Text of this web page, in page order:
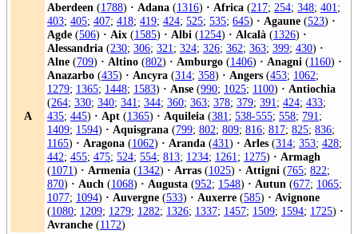
A
Aberdeen (1788) · Adana (1316) · Africa (217; 254; 348; 401;
403; 405; 407; 418; 419; 424; 525; 535; 645) · Agaune (523) ·
Agde (506) · Aix (1585) · Albi (1254) · Alcalà (1326) ·
Alessandria (230; 306; 321; 324; 326; 362; 363; 399; 430) ·
Alne (709) · Altino (802) · Amburgo (1406) · Anagni (1160) ·
Anazarbo (435) · Ancyra (314; 358) · Angers (453; 1062;
1279; 1365; 1448; 1583) · Anse (990; 1025; 1100) · Antiochia
(264; 330; 340; 341; 344; 360; 363; 378; 379; 391; 424; 433;
435; 445) · Apt (1365) · Aquileia (381; 538-555; 558; 791;
1409; 1594) · Aquisgrana (799; 802; 809; 816; 817; 825; 836;
1165) · Aragona (1062) · Aranda (431) · Arles (314; 353; 428;
442; 455; 475; 524; 554; 813; 1234; 1261; 1275) · Armagh
(1071) · Armenia (1342) · Arras (1025) · Attigni (765; 822;
870) · Auch (1068) · Augusta (952; 1548) · Autun (677; 1065;
1077; 1094) · Auvergne (533) · Auxerre (585) · Avignone
(1080; 1209; 1279; 1282; 1326; 1337; 1457; 1509; 1594; 1725) ·
Avranche (1172)